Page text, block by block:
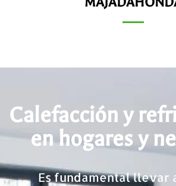
Calefacción y
en hogares y
Es fundamental llevar